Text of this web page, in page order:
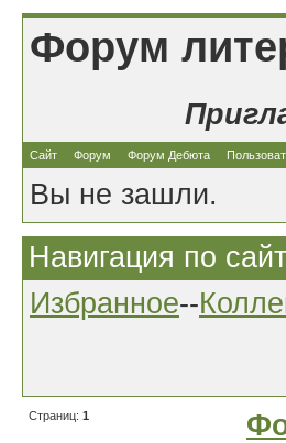
Форум
Сайт Форум Форум Дебюта
Вы не зашли.
Навигация по
Избранное--
Страниц: 1